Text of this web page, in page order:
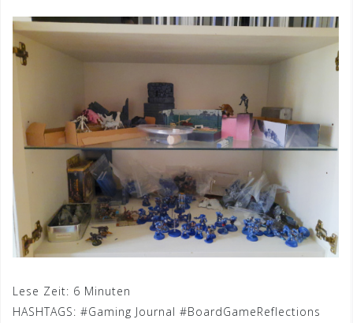
Lese Zeit: 6 Minuten
HASHTAGS: #Gaming Journal #BoardGameReflections